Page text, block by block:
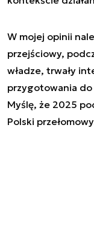
W mojej opinii
przejściowy,
władze, trwały
przygotowania do
Myślę, że 2025
Polski